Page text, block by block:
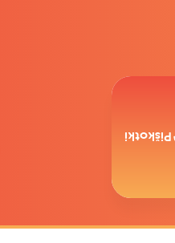
Piškotki